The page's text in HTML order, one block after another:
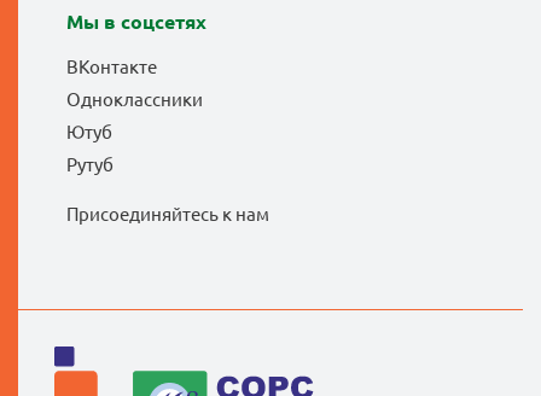
Мы в соцсетях
ВКонтакте
Одноклассники
Ютуб
Рутуб
Присоединяйтесь к нам